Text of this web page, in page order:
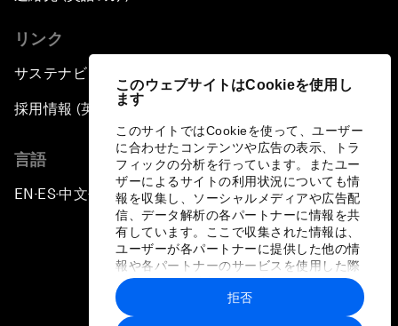
このウェブサイトはCookieを使用し
ます
このサイトではCookieを使って、ユーザー
に合わせたコンテンツや広告の表示、トラ
フィックの分析を行っています。またユー
ザーによるサイトの利用状況についても情
報を収集し、ソーシャルメディアや広告配
信、データ解析の各パートナーに情報を共
有しています。ここで収集された情報は、
ユーザーが各パートナーに提供した他の情
報や各パートナーのサービスを使用した際
に収集された情報と組み合わされ、各パー
トナーによって使用されることがありま
す。
拒否
リンク
サステナビリティへの取り組み
採用情報 (英語のみ)
言語
EN ▪ES▪中文▪ 日本語
プライバシーポリシーと利用規約